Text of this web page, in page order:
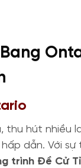
hút nhiều
dẫn. Với
trình Đề Cử